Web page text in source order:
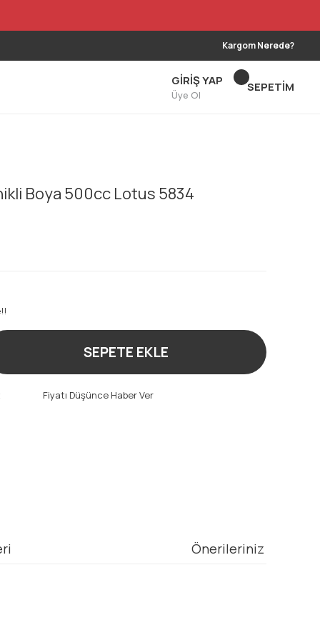
Kargom Nerede?
GİRİŞ YAP
Üye Ol
SEPETİM
Boya 500cc Lotus 5834
SEPETE EKLE
Fiyatı Düşünce Haber Ver
Önerileriniz